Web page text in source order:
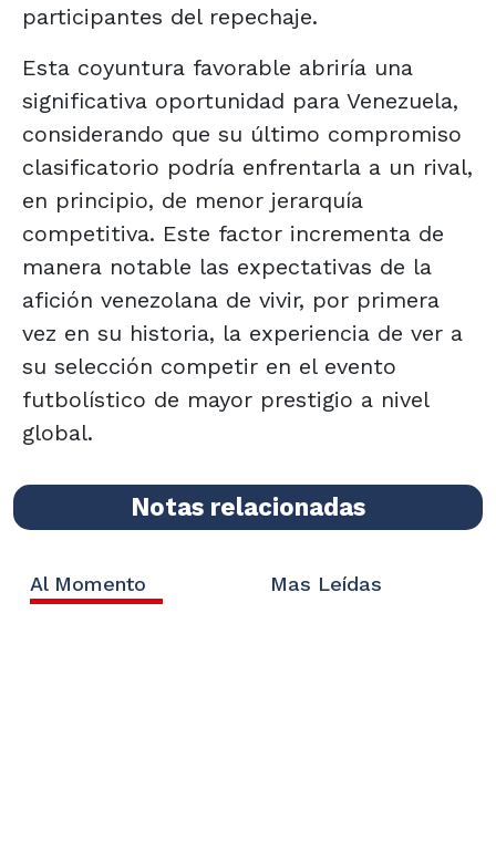
participantes del repechaje.
Esta coyuntura favorable abriría una
significativa oportunidad para Venezuela,
considerando que su último compromiso
clasificatorio podría enfrentarla a un rival,
en principio, de menor jerarquía
competitiva. Este factor incrementa de
manera notable las expectativas de la
afición venezolana de vivir, por primera
vez en su historia, la experiencia de ver a
su selección competir en el evento
futbolístico de mayor prestigio a nivel
global.
Notas relacionadas
Al Momento Mas Leídas